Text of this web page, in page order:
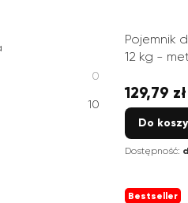
0
10
Pojemnik
12 kg -
Cena
129,79 zł
Do
Dostępność:
Bestseller